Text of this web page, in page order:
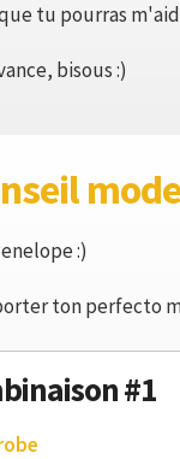
tu pourras
bisous :)
mode
:)
ton perfecto
#1